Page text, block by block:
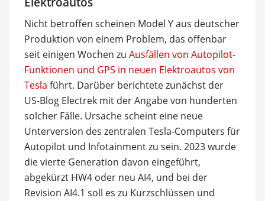
Nicht betroffen scheinen Model Y aus deutscher
Produktion von einem Problem, das offenbar
seit einigen Wochen zu Ausfällen von Autopilot-
Funktionen und GPS in neuen Elektroautos von
Tesla führt. Darüber berichtete zunächst der
US-Blog Electrek mit der Angabe von hunderten
solcher Fälle. Ursache scheint eine neue
Unterversion des zentralen Tesla-Computers für
Autopilot und Infotainment zu sein. 2023 wurde
die vierte Generation davon eingeführt,
abgekürzt HW4 oder neu AI4, und bei der
Revision AI4.1 soll es zu Kurzschlüssen und